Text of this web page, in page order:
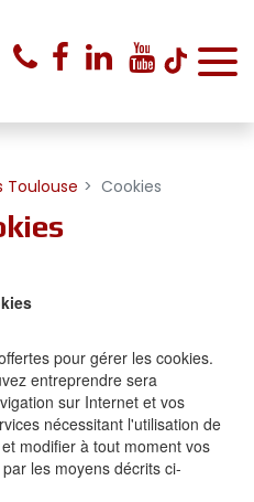
Toulouse Cookies
pour gérer les cookies.
entreprendre sera
sur Internet et vos
nécessitant l'utilisation de
modifier à tout moment vos
les moyens décrits ci-